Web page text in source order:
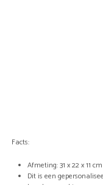
Facts:
Afmeting: 31 x 22 x 11 cm
Dit is een